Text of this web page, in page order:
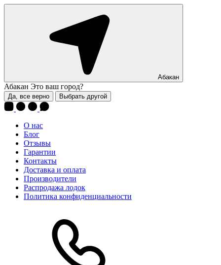
Абакан
Абакан Это ваш город?
Да, все верно Выбрать другой
О нас
Блог
Отзывы
Гарантии
Контакты
Доставка и оплата
Производители
Распродажа лодок
Политика конфиденциальности